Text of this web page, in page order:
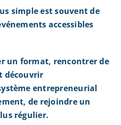
simple est souvent de
accessibles
un format, rencontrer de
découvrir
entrepreneurial
de rejoindre un
régulier.